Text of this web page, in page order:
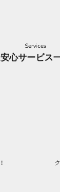
Services
安心サービス